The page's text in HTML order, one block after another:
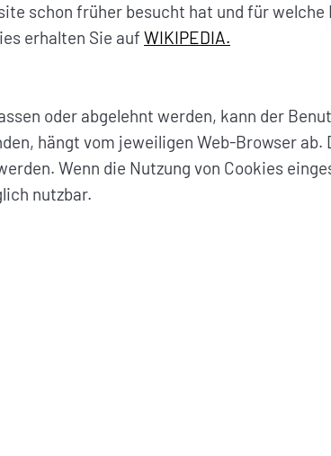
schon früher besucht hat und für
erhalten Sie auf WIKIPEDIA.
oder abgelehnt werden, kann der
hängt vom jeweiligen Web-Browser
Wenn die Nutzung von Cookies
nutzbar.